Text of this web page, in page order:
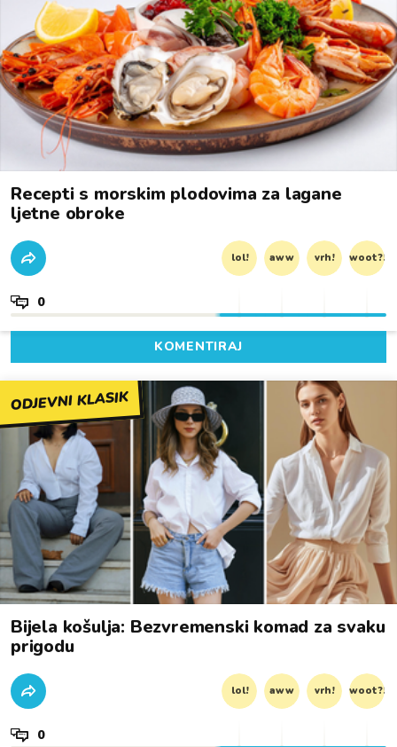
Recepti s morskim plodovima za lagane
ljetne obroke
lol! aww vrh! woot?!
0
KOMENTIRAJ
ODJEVNI KLASIK
Bijela košulja: Bezvremenski komad za svaku
prigodu
lol! aww vrh! woot?!
0